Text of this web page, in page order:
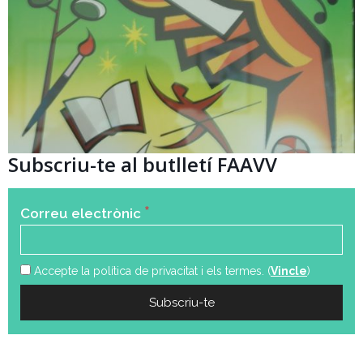
Subscriu-te al butlletí FAAVV
Correu electrònic *
Accepte la política de privacitat i els termes. (Vincle)